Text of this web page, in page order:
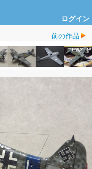
ログイン
前の作品